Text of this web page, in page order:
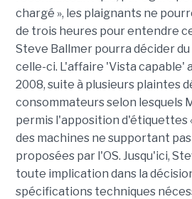
chargé », les plaignants ne
de trois heures pour entendre
Steve Ballmer pourra décider
celle-ci. L'affaire 'Vista capable'
2008, suite à plusieurs plaintes
consommateurs selon lesquels
permis l'apposition d'étiquettes
des machines ne supportant
proposées par l'OS. Jusqu'ici,
toute implication dans la
spécifications techniques